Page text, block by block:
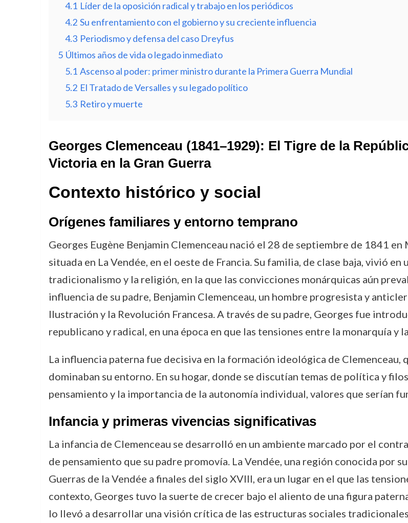
4.1 Líder de la oposición radical y trabajo en los periódicos
4.2 Su enfrentamiento con el gobierno y su creciente influencia
4.3 Periodismo y defensa del caso Dreyfus
5 Últimos años de vida o legado inmediato
5.1 Ascenso al poder: primer ministro durante la Primera Guerra Mundial
5.2 El Tratado de Versalles y su legado político
5.3 Retiro y muerte
Georges Clemenceau (1841–1929): El Tigre de la
Victoria en la Gran Guerra
Contexto histórico y social
Orígenes familiares y entorno temprano
Georges Eugène Benjamin Clemenceau nació el 28 de septiembre de 1841
situada en La Vendée, en el oeste de Francia. Su familia, de clase baja, vivió
tradicionalismo y la religión, en la que las convicciones monárquicas aún
influencia de su padre, Benjamin Clemenceau, un hombre progresista y
Ilustración y la Revolución Francesa. A través de su padre, Georges fue
republicano y radical, en una época en que las tensiones entre la monarquía y
La influencia paterna fue decisiva en la formación ideológica de Clemenceau,
dominaban su entorno. En su hogar, donde se discutían temas de política y
pensamiento y la importancia de la autonomía individual, valores que serían
Infancia y primeras vivencias significativas
La infancia de Clemenceau se desarrolló en un ambiente marcado por el
de pensamiento que su padre promovía. La Vendée, una región conocida por
Guerras de la Vendée a finales del siglo XVIII, era un lugar en el que las
contexto, Georges tuvo la suerte de crecer bajo el aliento de una figura
lo llevó a desarrollar una visión crítica de las estructuras sociales